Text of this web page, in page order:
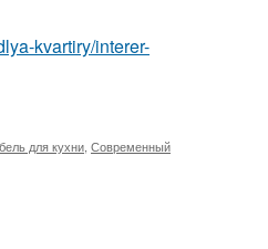
kvartiry/interer-
для кухни Современный